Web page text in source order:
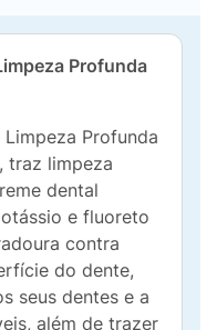
Profunda
Profunda
traz limpeza
dental
e fluoreto
contra
do dente,
seus dentes e a
além de trazer